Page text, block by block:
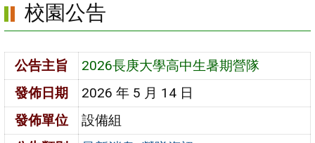
區
校園公告
公告主旨
2026長庚大學高中生暑期營隊
發佈日期
2026 年 5 月 14 日
發佈單位
設備組